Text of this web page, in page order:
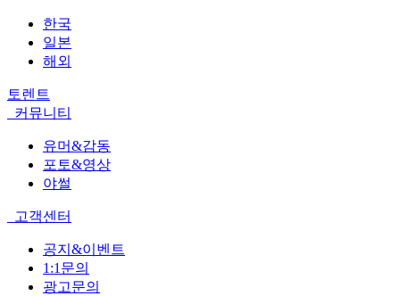
한국
일본
해외
토렌트
커뮤니티
유머&감동
포토&영상
야썰
고객센터
공지&이벤트
1:1문의
광고문의